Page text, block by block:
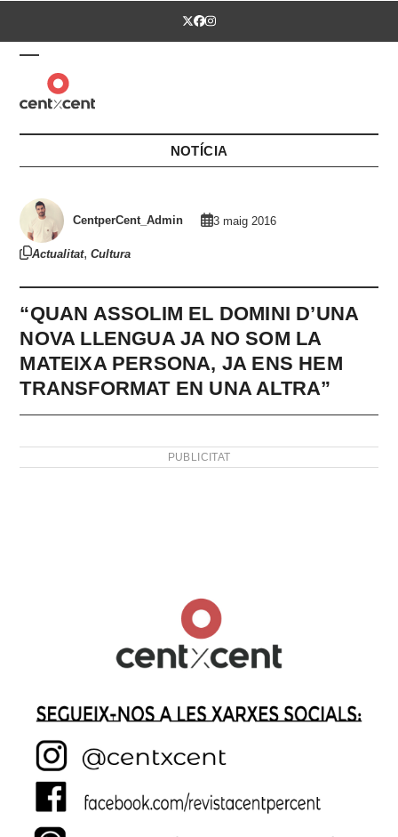
Twitter
Facebook
Instagram
Open
mobile
menu
Close
mobile
menu
NOTÍCIA
CentperCent_Admin 3 maig 2016
Actualitat,Cultura
“QUAN ASSOLIM EL DOMINI D’UNA
NOVA LLENGUA JA NO SOM LA
MATEIXA PERSONA, JA ENS HEM
TRANSFORMAT EN UNA ALTRA”
PUBLICITAT